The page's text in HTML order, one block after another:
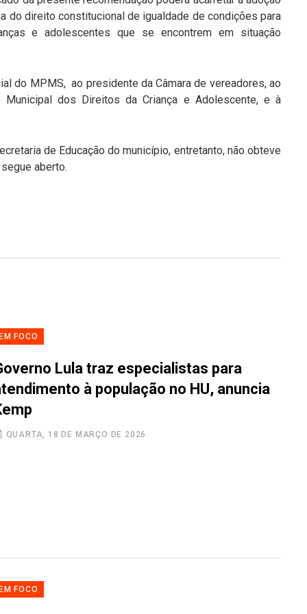
do direito constitucional de igualdade de condições para
e adolescentes que se encontrem em situação
do MPMS, ao presidente da Câmara de vereadores, ao
Municipal dos Direitos da Criança e Adolescente, e à
de Educação do município, entretanto, não obteve
aberto.
FOCO
Lula traz especialistas para
à população no HU, anuncia
QUARTA, 18 DE MARÇO DE 2026
FOCO